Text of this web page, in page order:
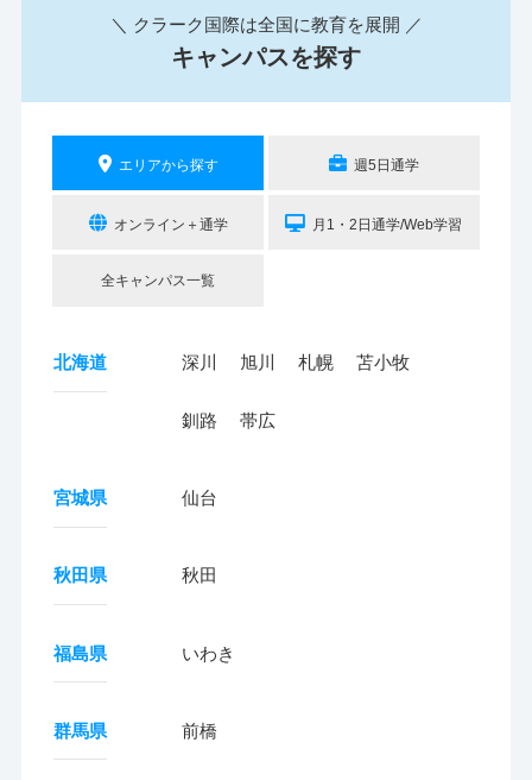
＼ クラーク国際は全国に教育を展開 ／
キャンパスを探す
エリアから探す 週5日通学
オンライン＋通学 月1・2日通学/Web学習
全キャンパス一覧
北海道 深川 旭川 札幌 苫小牧
釧路 帯広
宮城県 仙台
秋田県 秋田
福島県 いわき
群馬県 前橋